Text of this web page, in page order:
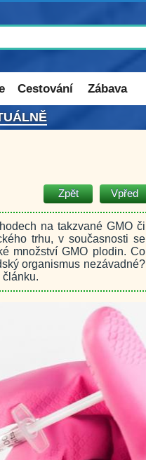
Cestování Zábava
Zpět Vpřed
na takzvané GMO či
trhu, v současnosti se
množství GMO plodin. Co
organismus nezávadné?